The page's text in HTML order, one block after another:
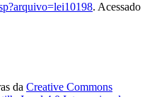
. Acessado
da Creative Commons